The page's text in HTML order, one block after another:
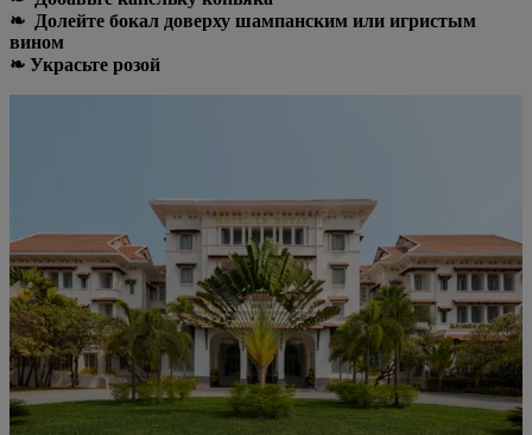
❧ Долейте бокал доверху шампанским или игристым
вином
❧ Украсьте розой